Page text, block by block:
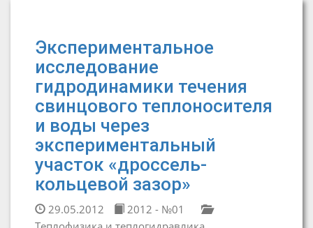
Экспериментальное
исследование
гидродинамики течения
свинцового теплоносителя
и воды через
экспериментальный
участок «дроссель-
кольцевой зазор»
29.05.2012
2012 - №01